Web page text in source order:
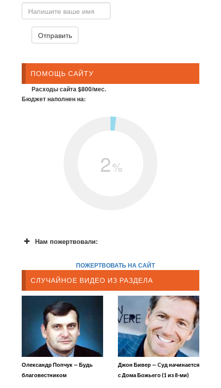
ПОМОЩЬ САЙТУ
Расходы сайта $800/мес.
Бюджет наполнен на:
2%
Нам пожертвовали:
ПОЖЕРТВОВАТЬ НА САЙТ
СЛУЧАЙНОЕ ВИДЕО ИЗ РАЗДЕЛА
Олександр Попчук — Будь
благовестником
Джон Бивер — Cуд начинается
с Дома Божьего (1 из 8-ми)